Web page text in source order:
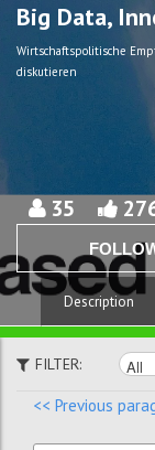
Big Data,
Wirtschaftspolitische
diskutieren
35
Description
FILTER:
<< Previous